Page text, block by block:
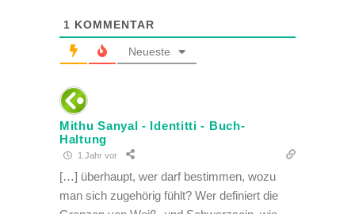
1 KOMMENTAR
Neueste
Mithu Sanyal - Identitti - Buch-
Haltung
1 Jahr vor
[…] überhaupt, wer darf bestimmen, wozu
man sich zugehörig fühlt? Wer definiert die